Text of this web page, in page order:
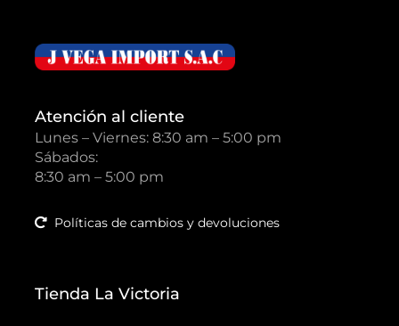
Atención al cliente
Lunes – Viernes: 8:30 am – 5:00 pm
Sábados:
8:30 am – 5:00 pm
Políticas de cambios y devoluciones
Tienda La Victoria